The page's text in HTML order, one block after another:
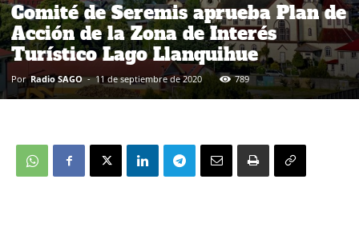
Comité de Seremis aprueba Plan de
Acción de la Zona de Interés
Turístico Lago Llanquihue
Por Radio SAGO - 11 de septiembre de 2020 789